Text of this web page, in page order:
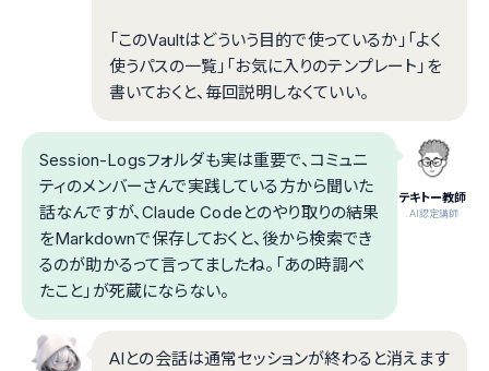
「このVaultはどういう目的で使っているか」「よく
使うパスの一覧」「お気に入りのテンプレート」を
書いておくと、毎回説明しなくていい。
テキトー教師
.AI認定講師
Session-Logsフォルダも実は重要で、コミュニ
ティのメンバーさんで実践している方から聞いた
話なんですが、Claude Codeとのやり取りの結果
をMarkdownで保存しておくと、後から検索でき
るのが助かるって言ってましたね。「あの時調べ
たこと」が死蔵にならない。
AIとの会話は通常セッションが終わると消えます